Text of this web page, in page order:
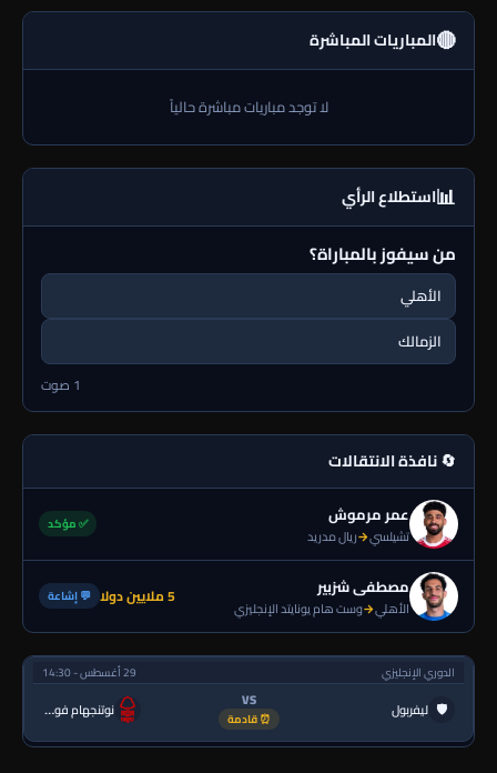
🔴المباريات المباشرة
لا توجد مباريات مباشرة حالياً
📊استطلاع الرأي
من سيفوز بالمباراة؟
الأهلي
الزمالك
1 صوت
🔄 نافذة الانتقالات
عمر مرموش
تشيلسي→ريال مدريد
✅ مؤكد
مصطفى شزبير
الأهلي→وست هام يونايتد الإنجليزي 5 ملايين دولا 💬 إشاعة
الدوري الإنجليزي 29 أغسطس - 14:30
🛡 ليفربول VS
⏰ قادمة نوتنجهام فورست